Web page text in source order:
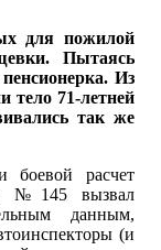
для пожилой
Пытаясь
Из
тело 71-летней
так же
боевой расчет
№145 вызвал
данным,
(и